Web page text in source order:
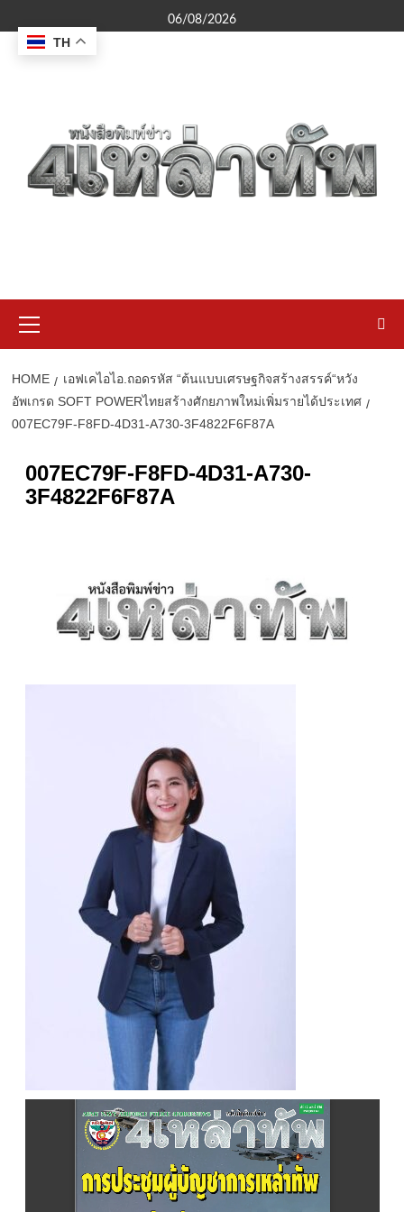
to
content
06/08/2026
Menu
HOME
เอฟเคไอไอ.ถอดรหัส “ต้นแบบเศรษฐกิจสร้างสรรค์“หวัง
อัพเกรด SOFT POWERไทยสร้างศักยภาพใหม่เพิ่มรายได้ประเทศ
007EC79F-F8FD-4D31-A730-3F4822F6F87A
007EC79F-F8FD-4D31-A730-
3F4822F6F87A
TH